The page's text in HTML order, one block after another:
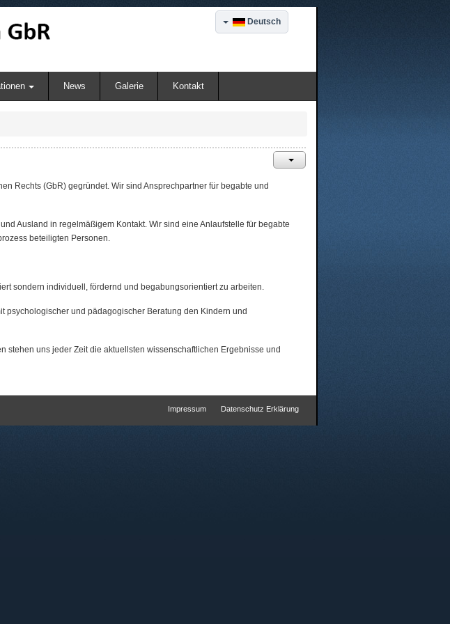
Deutsch
News Galerie Kontakt
Rechts (GbR) gegründet. Wir sind Ansprechpartner für begabte und
Ausland in regelmäßigem Kontakt. Wir sind eine Anlaufstelle für begabte
beteiligten Personen.
sondern individuell, fördernd und begabungsorientiert zu arbeiten.
psychologischer und pädagogischer Beratung den Kindern und
stehen uns jeder Zeit die aktuellsten wissenschaftlichen Ergebnisse und
Impressum Datenschutz Erklärung